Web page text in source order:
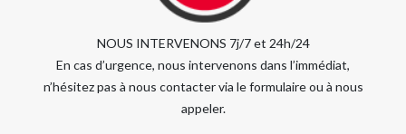
NOUS INTERVENONS 7j/7 et 24h/24
En cas d’urgence, nous intervenons dans l’immédiat,
n’hésitez pas à nous contacter via le formulaire ou à nous
appeler.